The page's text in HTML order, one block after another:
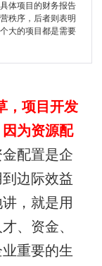
文化绩
体项目的财务报告
秩序，后者则表明
大的项目都是需要
，项目开发
为资源配
配置是企
边际效益
，就是用
、资金、
重要的生